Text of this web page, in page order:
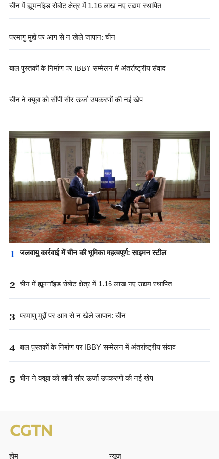
चीन में ह्यूमनॉइड रोबोट क्षेत्र में 1.16 लाख नए उद्यम स्थापित
परमाणु मुद्दों पर आग से न खेले जापान: चीन
बाल पुस्तकों के निर्माण पर IBBY सम्मेलन में अंतर्राष्ट्रीय संवाद
चीन ने क्यूबा को सौंपी सौर ऊर्जा उपकरणों की नई खेप
1 जलवायु कार्रवाई में चीन की भूमिका महत्वपूर्ण: साइमन स्टील
2 चीन में ह्यूमनॉइड रोबोट क्षेत्र में 1.16 लाख नए उद्यम स्थापित
3 परमाणु मुद्दों पर आग से न खेले जापान: चीन
4 बाल पुस्तकों के निर्माण पर IBBY सम्मेलन में अंतर्राष्ट्रीय संवाद
5 चीन ने क्यूबा को सौंपी सौर ऊर्जा उपकरणों की नई खेप
होम
न्यूज़